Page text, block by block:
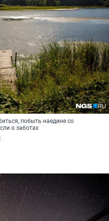
побыть наедине со
о заботах